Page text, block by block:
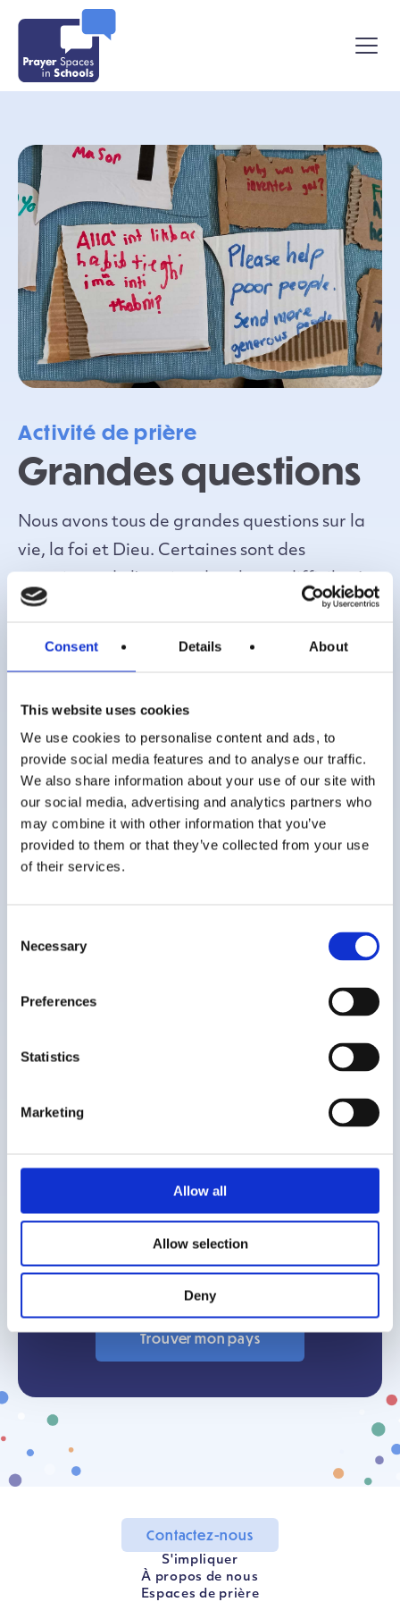
Consent Details About
This website uses cookies
We use cookies to personalise content and ads, to
provide social media features and to analyse our traffic.
We also share information about your use of our site with
our social media, advertising and analytics partners who
may combine it with other information that you’ve
provided to them or that they’ve collected from your use
of their services.
Selection
Necessary
Preferences
Statistics
Marketing
Allow all
Allow selection
Deny
Activité de prière
Grandes questions
Nous avons tous de grandes questions sur la
vie, la foi et Dieu. Certaines sont des
saisir et à comprendre. Beaucoup sont des
questions «du coeur», profondes,
Cette activité encourage les élèves à poser
leurs questions en toute honnêteté, en leur
montrant qu’il est normal de ne pas avoir
toutes les réponses et que le fait de
Trouver d'autres
ressources similaires
Chaque pays dispose de sa propre
bibliothèque de ressources spécifiques,
toutes disponibles gratuitement.
Trouver mon pays
S'impliquer
À propos de nous
Espaces de prière
Contactez-nous